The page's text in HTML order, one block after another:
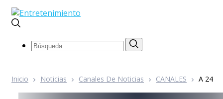
Búsqueda
de:
Inicio Noticias Canales De Noticias CANALES A 24